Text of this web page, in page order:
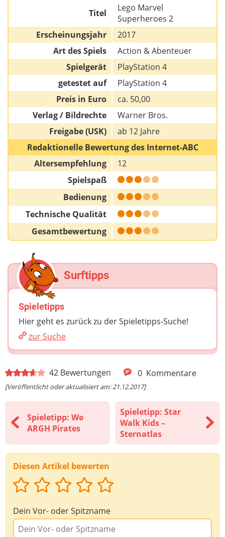
Titel
Lego Marvel
Superheroes 2
Erscheinungsjahr
2017
Art des Spiels
Action & Abenteuer
Spielgerät
PlayStation 4
getestet auf
PlayStation 4
Preis in Euro
ca. 50,00
Verlag / Bildrechte
Warner Bros.
Freigabe (USK)
ab 12 Jahre
Redaktionelle Bewertung des Internet-ABC
Altersempfehlung
12
Spielspaß
Bedienung
Technische Qualität
Gesamtbewertung
42 Bewertungen 0 Kommentare
[Veröffentlicht oder aktualisiert am: 21.12.2017]
Spieletipp: We
ARGH Pirates
Spieletipp: Star
Walk Kids –
Sternatlas
Diesen Artikel bewerten
Dein Vor- oder Spitzname
Surftipps
Spieletipps
Hier geht es zurück zu der Spieletipps-Suche!
zur Suche